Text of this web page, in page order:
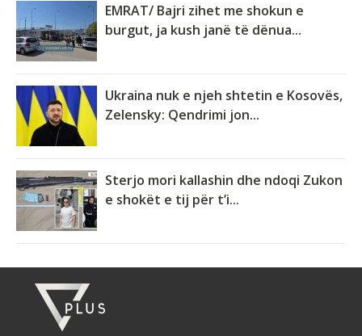
EMRAT/ Bajri zihet me shokun e
burgut, ja kush janë të dënua...
Ukraina nuk e njeh shtetin e Kosovës,
Zelensky: Qendrimi jon...
Sterjo mori kallashin dhe ndoqi Zukon
e shokët e tij për t’i...